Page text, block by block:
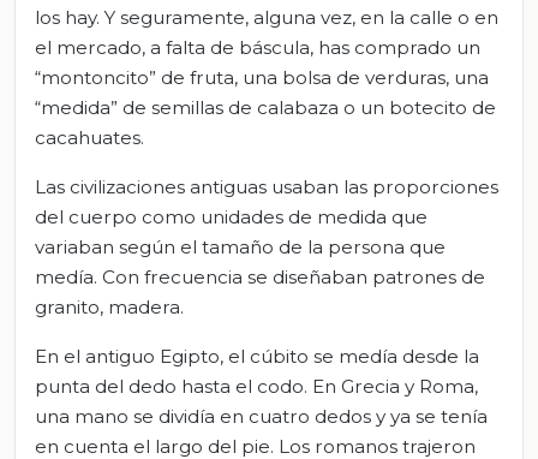
los hay. Y seguramente, alguna vez, en la calle o en
el mercado, a falta de báscula, has comprado un
“montoncito” de fruta, una bolsa de verduras, una
“medida” de semillas de calabaza o un botecito de
cacahuates.
Las civilizaciones antiguas usaban las proporciones
del cuerpo como unidades de medida que
variaban según el tamaño de la persona que
medía. Con frecuencia se diseñaban patrones de
granito, madera.
En el antiguo Egipto, el cúbito se medía desde la
punta del dedo hasta el codo. En Grecia y Roma,
una mano se dividía en cuatro dedos y ya se tenía
en cuenta el largo del pie. Los romanos trajeron